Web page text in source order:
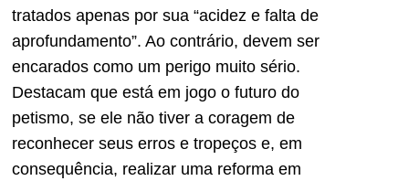
tratados apenas por sua “acidez e falta de
aprofundamento”. Ao contrário, devem ser
encarados como um perigo muito sério.
Destacam que está em jogo o futuro do
petismo, se ele não tiver a coragem de
reconhecer seus erros e tropeços e, em
consequência, realizar uma reforma em